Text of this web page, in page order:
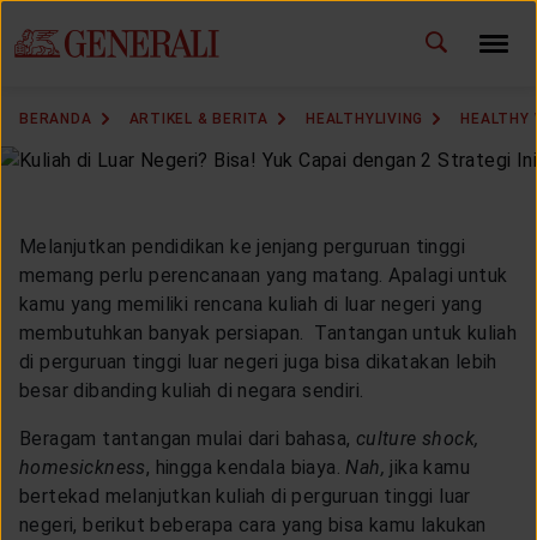
BERANDA ARTIKEL & BERITA HEALTHYLIVING HEALTHY
Melanjutkan pendidikan ke jenjang perguruan tinggi
memang perlu perencanaan yang matang. Apalagi untuk
kamu yang memiliki rencana kuliah di luar negeri yang
membutuhkan banyak persiapan. Tantangan untuk kuliah
di perguruan tinggi luar negeri juga bisa dikatakan lebih
besar dibanding kuliah di negara sendiri.
Beragam tantangan mulai dari bahasa, culture shock,
homesickness, hingga kendala biaya. Nah, jika kamu
bertekad melanjutkan kuliah di perguruan tinggi luar
negeri, berikut beberapa cara yang bisa kamu lakukan
GANTI BAHASA ID EN
KANTOR PEMASARAN
TEMUKAN AGEN
SOLUSI KAMI